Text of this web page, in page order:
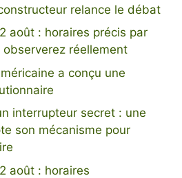
relance le débat
août : horaires précis par
réellement
a conçu une
interrupteur secret : une
son mécanisme pour
août : horaires